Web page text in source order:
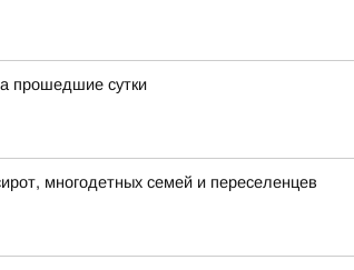
прошедшие сутки
многодетных семей и переселенцев